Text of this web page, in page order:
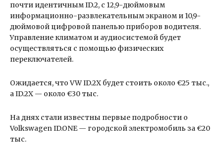
почти идентичным ID.2, с 12,9-дюймовым
информационно-развлекательным экраном и 10,9-
дюймовой цифровой панелью приборов водителя.
Управление климатом и аудиосистемой будет
осуществляться с помощью физических
переключателей.
Ожидается, что VW ID.2X будет стоить около €25 тыс.,
а ID.2X — около €30 тыс.
На днях стали известны первые подробности о
Volkswagen ID.ONE — городской электромобиль за €20
тыс.